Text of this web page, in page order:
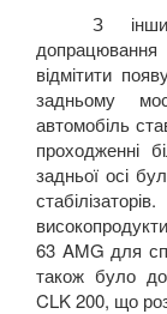
З
відмітити
задньому
автомобіль
проходженні
задньої осі
63 AMG для
також було
CLK200, що